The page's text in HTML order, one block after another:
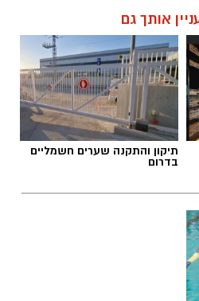
להשתחרר מהכאב ולהמשיך
אבל אנחנו לא
אותך גם
תיקון והתקנה שערים חשמליים
בדרום